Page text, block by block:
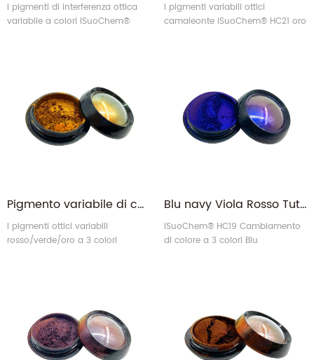
I pigmenti di interferenza ottica
variabile a colori iSuoChem®
I pigmenti variabili ottici
camaleonte iSuoChem® HC21 oro
Pigmento variabile di colore ottico magnetico rosso verde oro
I pigmenti ottici variabili
rosso/verde/oro a 3 colori
naturali o ali di farfalla.
Blu navy Viola Rosso Tutti gli strati dielettrici Pigmenti che cambiano colore otticamente variabili
iSuoChem® HC19 Cambiamento
di colore a 3 colori Blu
dielettrico otticamente variabile
può offrire un brillante effetto di
cambiamento di colore come
bolle di sapone naturali o ali di